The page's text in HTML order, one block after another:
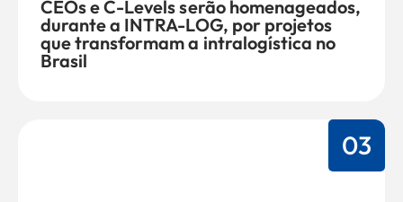
CEOs e C-Levels serão homenageados,
durante a INTRA-LOG, por projetos
que transformam a intralogística no
Brasil
03